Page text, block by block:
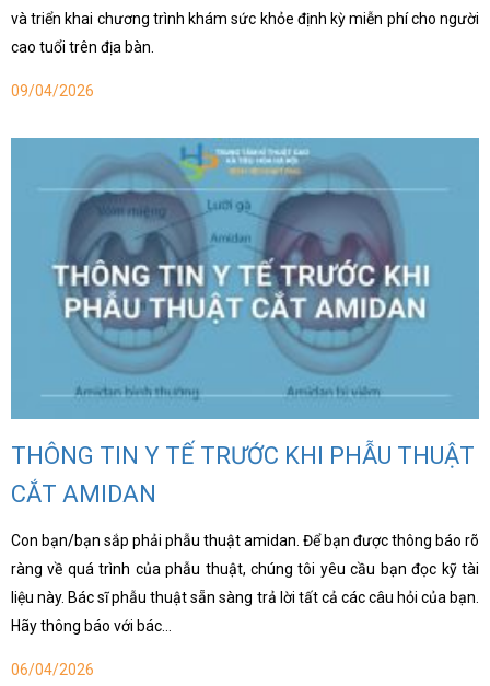
và triển khai chương trình khám sức khỏe định kỳ miễn phí cho người
cao tuổi trên địa bàn.
09/04/2026
THÔNG TIN Y TẾ TRƯỚC KHI PHẪU THUẬT
CẮT AMIDAN
Con bạn/bạn sắp phải phẫu thuật amidan. Để bạn được thông báo rõ
ràng về quá trình của phẫu thuật, chúng tôi yêu cầu bạn đọc kỹ tài
liệu này. Bác sĩ phẫu thuật sẵn sàng trả lời tất cả các câu hỏi của bạn.
Hãy thông báo với bác…
06/04/2026